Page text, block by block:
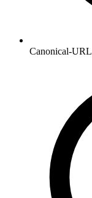
Canonical-URL